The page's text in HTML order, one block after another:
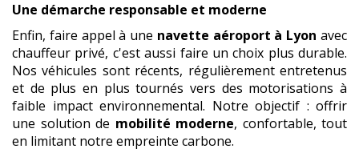
Une démarche responsable et moderne
Enfin, faire appel à une navette aéroport à Lyon avec
chauffeur privé, c'est aussi faire un choix plus durable.
Nos véhicules sont récents, régulièrement entretenus
et de plus en plus tournés vers des motorisations à
faible impact environnemental. Notre objectif : offrir
une solution de mobilité moderne, confortable, tout
en limitant notre empreinte carbone.